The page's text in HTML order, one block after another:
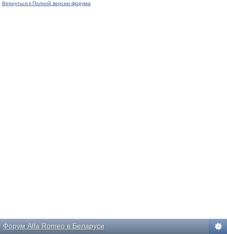
Вернуться к Полной версии форума
Форум Alfa Romeo в Беларуси